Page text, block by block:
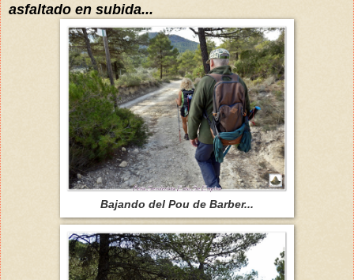
asfaltado en subida...
Bajando del Pou de Barber...